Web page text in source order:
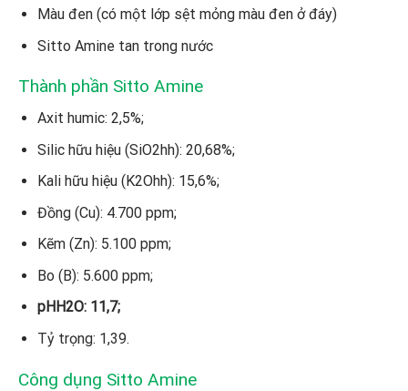
Màu đen (có một lớp sệt mỏng màu đen ở đáy)
Sitto Amine tan trong nước
Thành phần Sitto Amine
Axit humic: 2,5%;
Silic hữu hiệu (SiO2hh): 20,68%;
Kali hữu hiệu (K2Ohh): 15,6%;
Đồng (Cu): 4.700 ppm;
Kẽm (Zn): 5.100 ppm;
Bo (B): 5.600 ppm;
pHH2O: 11,7;
Tỷ trọng: 1,39.
Công dụng Sitto Amine